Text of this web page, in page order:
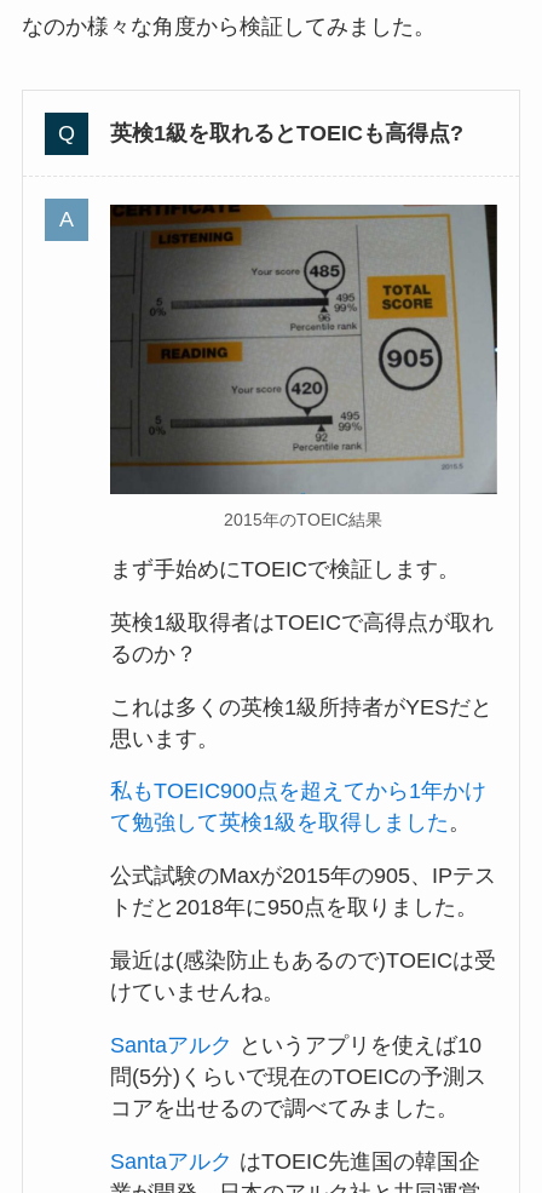
なのか様々な角度から検証してみました。
英検1級を取れるとTOEICも高得点?
2015年のTOEIC結果
まず手始めにTOEICで検証します。
英検1級取得者はTOEICで高得点が取れ
るのか？
これは多くの英検1級所持者がYESだと
思います。
私もTOEIC900点を超えてから1年かけ
て勉強して英検1級を取得しました。
公式試験のMaxが2015年の905、IPテス
トだと2018年に950点を取りました。
最近は(感染防止もあるので)TOEICは受
けていませんね。
Santaアルク というアプリを使えば10
問(5分)くらいで現在のTOEICの予測ス
コアを出せるので調べてみました。
Santaアルク はTOEIC先進国の韓国企